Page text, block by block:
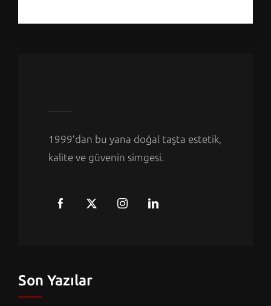
1999’dan bu yana doğal taşta estetik,
kalite ve güvenin simgesi.
Son Yazılar